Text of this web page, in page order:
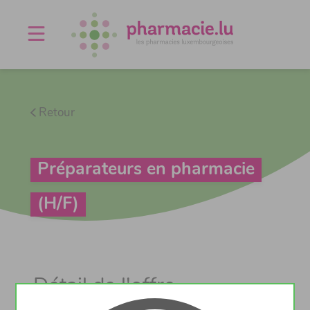
Agenda
À propos
Retour
Préparateurs en pharmacie
(H/F)
Détail de l'offre